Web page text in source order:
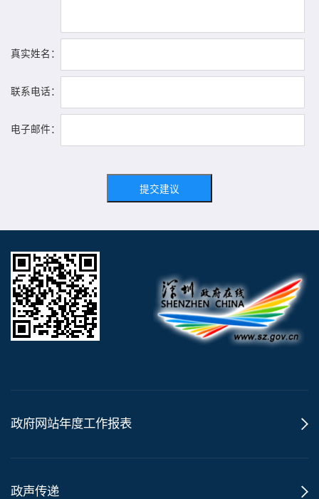
真实姓名：
联系电话：
电子邮件：
提交建议
政府网站年度工作报表
政声传递